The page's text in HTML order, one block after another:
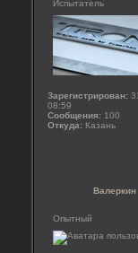
Испытатель
Зарегистрирован:
08:59
Сообщения: 100
Откуда: Казань
Валеркин
Опытный